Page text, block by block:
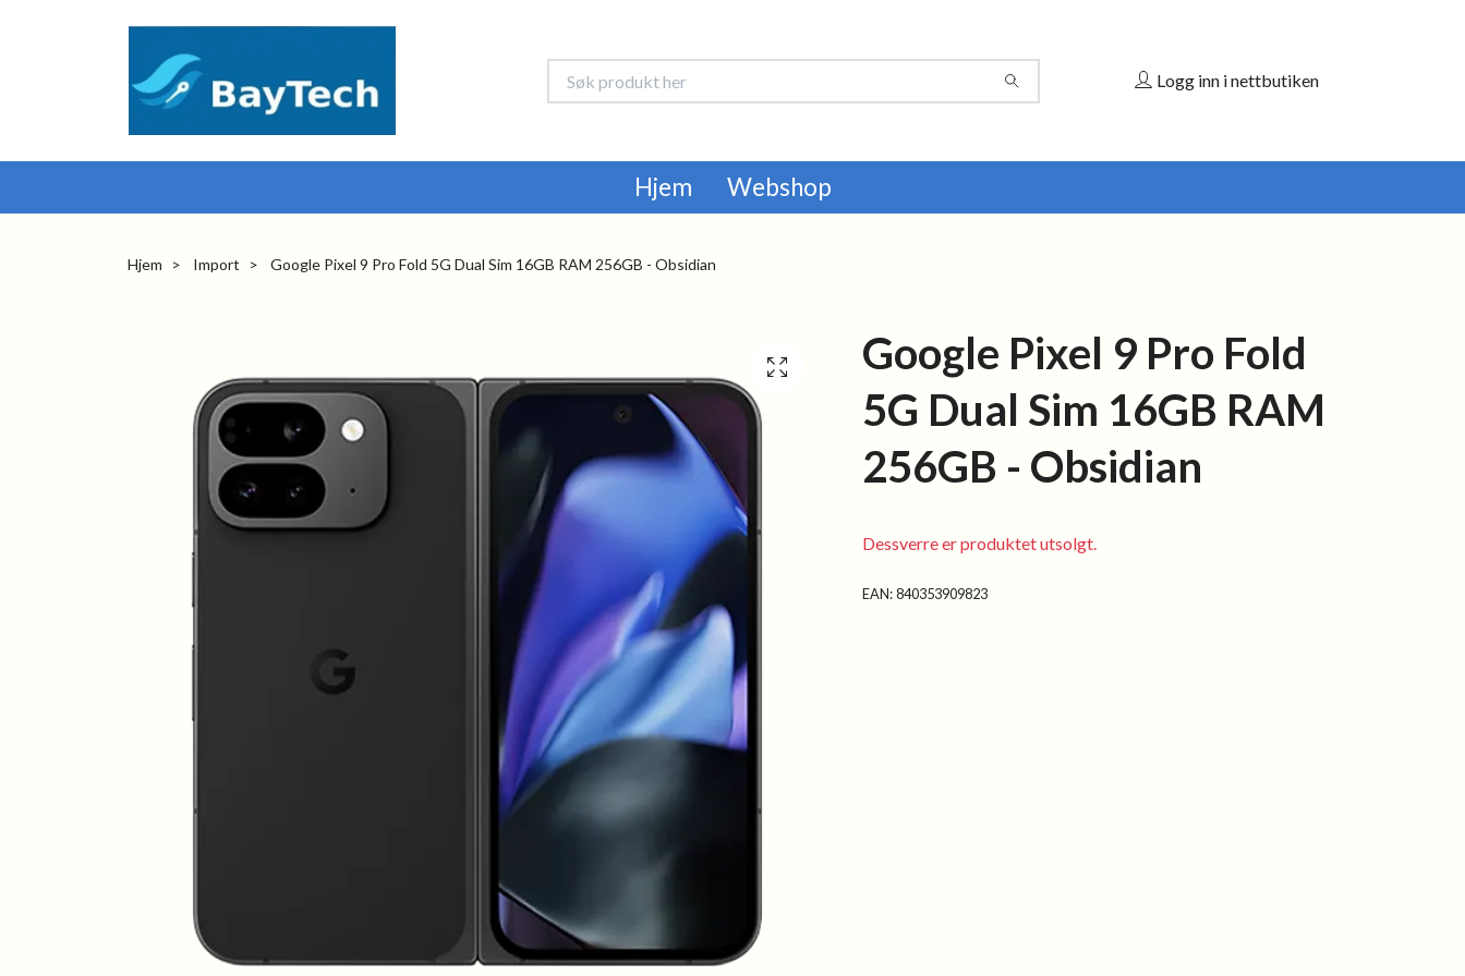
Logg inn i nettbutiken
Hjem Webshop
Hjem Import Google Pixel 9 Pro Fold 5G Dual Sim 16GB RAM 256GB - Obsidian
Google Pixel 9 Pro Fold
5G Dual Sim 16GB RAM
256GB - Obsidian
Dessverre er produktet utsolgt.
EAN:840353909823